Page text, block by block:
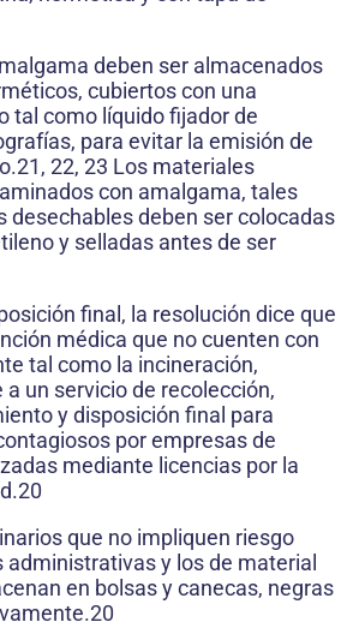
deben ser almacenados
cubiertos con una
tal como líquido fijador de
para evitar la emisión de
22, 23 Los materiales
con amalgama, tales
desechables deben ser colocadas
y selladas antes de ser
final, la resolución dice que
médica que no cuenten con
tal como la incineración,
un servicio de recolección,
y disposición final para
por empresas de
mediante licencias por la
que no impliquen riesgo
administrativas y los de material
en bolsas y canecas, negras